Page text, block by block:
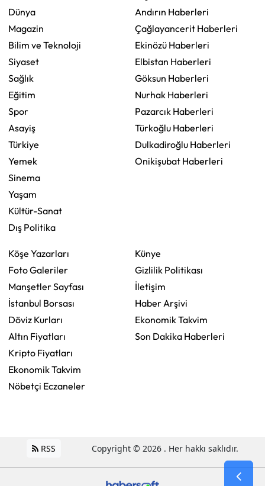
Dünya
Magazin
Bilim ve Teknoloji
Siyaset
Sağlık
Eğitim
Spor
Asayiş
Türkiye
Yemek
Sinema
Yaşam
Kültür-Sanat
Dış Politika
Andırın Haberleri
Çağlayancerit Haberleri
Ekinözü Haberleri
Elbistan Haberleri
Göksun Haberleri
Nurhak Haberleri
Pazarcık Haberleri
Türkoğlu Haberleri
Dulkadiroğlu Haberleri
Onikişubat Haberleri
Köşe Yazarları
Foto Galeriler
Manşetler Sayfası
İstanbul Borsası
Döviz Kurları
Altın Fiyatları
Kripto Fiyatları
Ekonomik Takvim
Nöbetçi Eczaneler
Künye
Gizlilik Politikası
İletişim
Haber Arşivi
Ekonomik Takvim
Son Dakika Haberleri
RSS Copyright © 2026 . Her hakkı saklıdır.